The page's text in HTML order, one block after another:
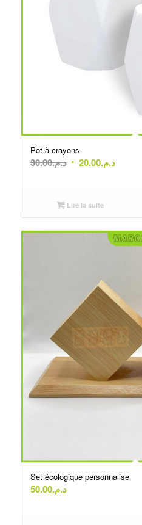
Pot à crayons
د.م.30.00
Le
était :
د.م.20.00
Le
Lire la suite
Set écologique personnalise
د.م.50.00